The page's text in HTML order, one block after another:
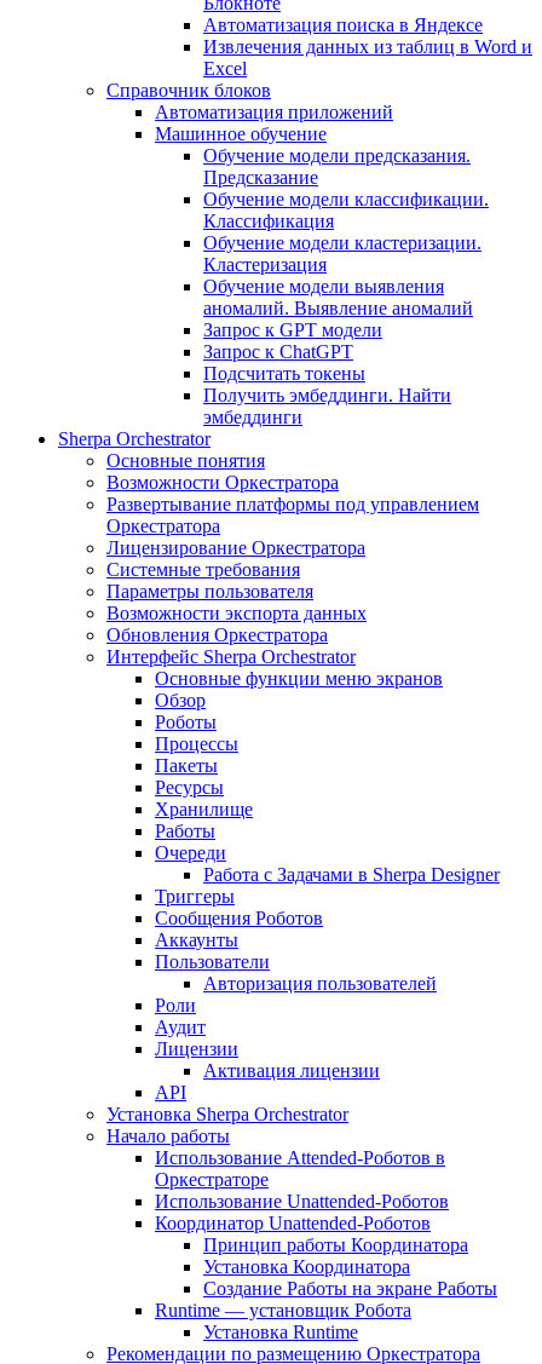
Автоматизация поиска в Яндексе
Извлечения данных из таблиц в Word и
Excel
Справочник блоков
Автоматизация приложений
Машинное обучение
Обучение модели предсказания.
Предсказание
Обучение модели классификации.
Классификация
Обучение модели кластеризации.
Кластеризация
Обучение модели выявления
аномалий. Выявление аномалий
Запрос к GPT модели
Запрос к ChatGPT
Подсчитать токены
Получить эмбеддинги. Найти
эмбеддинги
Sherpa Orchestrator
Основные понятия
Возможности Оркестратора
Развертывание платформы под управлением
Оркестратора
Лицензирование Оркестратора
Системные требования
Параметры пользователя
Возможности экспорта данных
Обновления Оркестратора
Интерфейс Sherpa Orchestrator
Основные функции меню экранов
Обзор
Роботы
Процессы
Пакеты
Ресурсы
Хранилище
Работы
Очереди
Работа с Задачами в Sherpa Designer
Триггеры
Сообщения Роботов
Аккаунты
Пользователи
Авторизация пользователей
Роли
Аудит
Лицензии
Активация лицензии
API
Установка Sherpa Orchestrator
Начало работы
Использование Attended-Роботов в
Оркестраторе
Использование Unattended-Роботов
Координатор Unattended-Роботов
Принцип работы Координатора
Установка Координатора
Создание Работы на экране Работы
Runtime — установщик Робота
Установка Runtime
Рекомендации по размещению Оркестратора